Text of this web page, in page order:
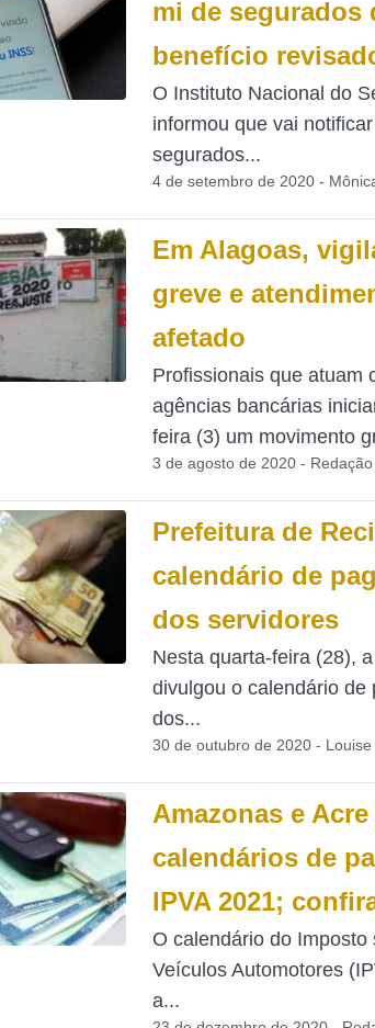
mi de segurados
benefício
O Instituto Nacional do
informou que vai
segurados...
4 de setembro de 2020 -
Em Alagoas,
greve e
afetado
Profissionais que atuam
agências bancárias
feira (3) um movimento
3 de agosto de 2020 - Redação
Prefeitura de
calendário de
dos servidores
Nesta quarta-feira (28),
divulgou o calendário de
dos...
30 de outubro de 2020 - Louise
Amazonas e
calendários de
IPVA 2021;
O calendário do
Veículos Automotores
a...